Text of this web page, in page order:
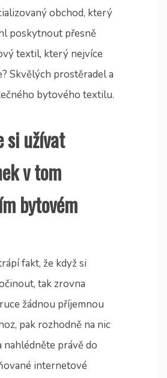
obchod, který
poskytnout přesně
textil, který nejvíce
Skvělých prostěradela
bytového textilu.
si užívat
v tom
bytovém
fakt, že když si
tak zrovna
žádnou příjemnou
pak rozhodně na nic
nahlédněte právě do
internetové